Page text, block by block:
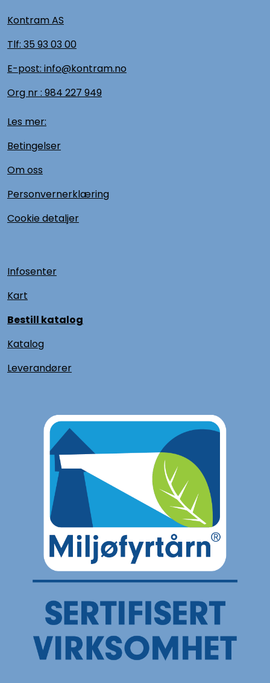
Kontram AS
Tlf: 35 93 03 00
E-post: info@kontram.no
Org nr : 984 227 949
Les mer:
Betingelser
Om oss
Personvernerklæring
Cookie detaljer
Infosenter
Kart
Bestill katalog
Katalog
Leverandører